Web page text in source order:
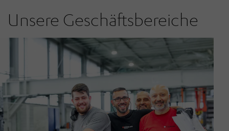
Unsere Geschäftsbereiche
Communication Intralogistics